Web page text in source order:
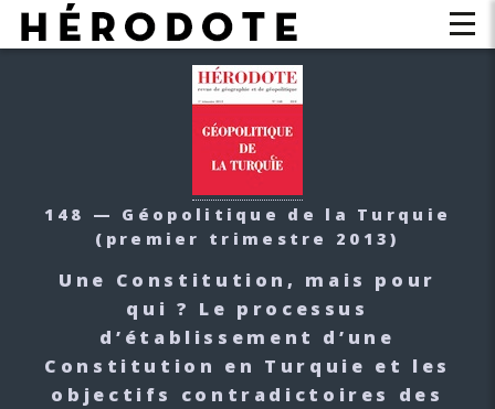
148 — Géopolitique de la Turquie
(premier trimestre 2013)
Une Constitution, mais pour
qui ? Le processus
d’établissement d’une
Constitution en Turquie et les
objectifs contradictoires des